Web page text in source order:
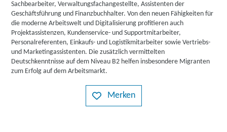
Sachbearbeiter, Verwaltungsfachangestellte, Assistenten der
Geschäftsführung und Finanzbuchhalter. Von den neuen Fähigkeiten für
die moderne Arbeitswelt und Digitalisierung profitieren auch
Projektassistenzen, Kundenservice- und Supportmitarbeiter,
Personalreferenten, Einkaufs- und Logistikmitarbeiter sowie Vertriebs-
und Marketingassistenten. Die zusätzlich vermittelten
Deutschkenntnisse auf dem Niveau B2 helfen insbesondere Migranten
zum Erfolg auf dem Arbeitsmarkt.
Merken